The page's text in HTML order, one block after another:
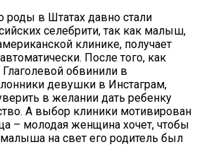
роды в Штатах давно стали
селебрити, так как малыш,
клинике, получает
После того, как
обвинили в
девушки в Инстаграм,
в желании дать ребенку
А выбор клиники мотивирован
– молодая женщина хочет, чтобы
на свет его родитель был